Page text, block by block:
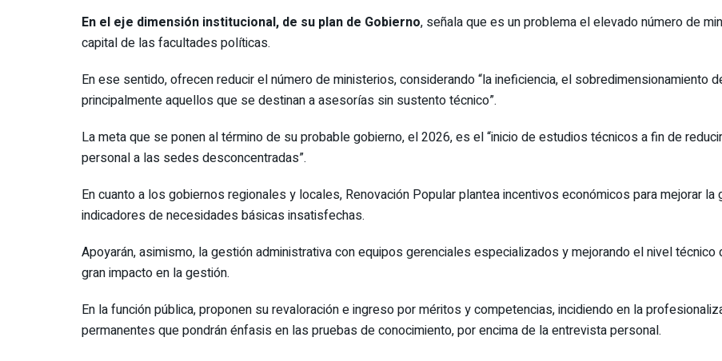
En el eje dimensión institucional, de su plan de Gobierno, señala que es un problema el elevado número de
capital de las facultades políticas.
En ese sentido, ofrecen reducir el número de ministerios, considerando “la ineficiencia, el sobredimensionamiento
principalmente aquellos que se destinan a asesorías sin sustento técnico”.
La meta que se ponen al término de su probable gobierno, el 2026, es el “inicio de estudios técnicos a fin de
personal a las sedes desconcentradas”.
En cuanto a los gobiernos regionales y locales, Renovación Popular plantea incentivos económicos para mejorar
indicadores de necesidades básicas insatisfechas.
Apoyarán, asimismo, la gestión administrativa con equipos gerenciales especializados y mejorando el nivel
gran impacto en la gestión.
En la función pública, proponen su revaloración e ingreso por méritos y competencias, incidiendo en la
permanentes que pondrán énfasis en las pruebas de conocimiento, por encima de la entrevista personal.